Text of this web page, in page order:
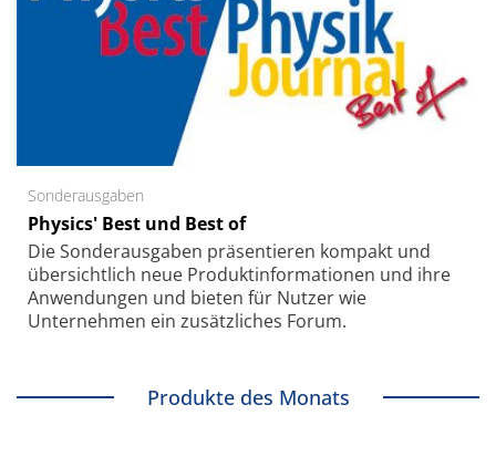
Sonderausgaben
Physics' Best und Best of
Die Sonder­ausgaben präsentieren kompakt und
übersichtlich neue Produkt­informationen und ihre
Anwendungen und bieten für Nutzer wie
Unternehmen ein zusätzliches Forum.
Produkte des Monats